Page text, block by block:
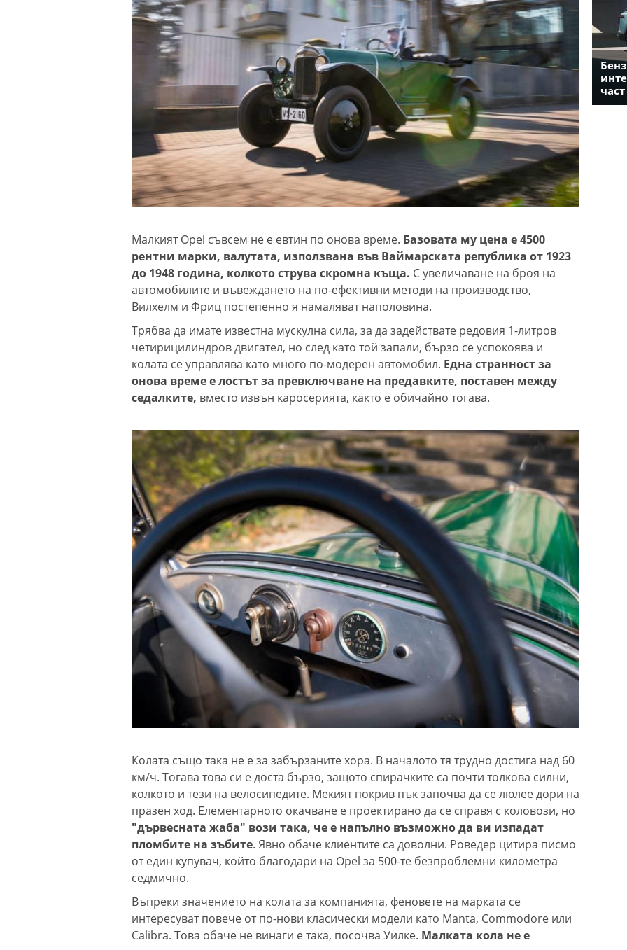
Малкият Opel съвсем не е евтин по онова време. Базовата му цена е 4500
рентни марки, валутата, използвана във Ваймарската република от 1923
до 1948 година, колкото струва скромна къща. С увеличаване на броя на
автомобилите и въвеждането на по-ефективни методи на производство,
Вилхелм и Фриц постепенно я намаляват наполовина.
Трябва да имате известна мускулна сила, за да задействате редовия 1-литров
четирицилиндров двигател, но след като той запали, бързо се успокоява и
колата се управлява като много по-модерен автомобил. Една странност за
онова време е лостът за превключване на предавките, поставен между
седалките, вместо извън каросерията, както е обичайно тогава.
Колата също така не е за забързаните хора. В началото тя трудно достига над 60
км/ч. Тогава това си е доста бързо, защото спирачките са почти толкова силни,
колкото и тези на велосипедите. Мекият покрив пък започва да се люлее дори на
празен ход. Елементарното окачване е проектирано да се справя с коловози, но
"дървесната жаба" вози така, че е напълно възможно да ви изпадат
пломбите на зъбите. Явно обаче клиентите са доволни. Роведер цитира писмо
от един купувач, който благодари на Opel за 500-те безпроблемни километра
седмично.
Въпреки значението на колата за компанията, феновете на марката се
интересуват повече от по-нови класически модели като Manta, Commodore или
Calibra. Това обаче не винаги е така, посочва Уилке. Малката кола не е
част